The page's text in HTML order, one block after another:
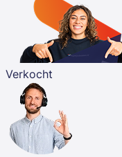
Verkocht